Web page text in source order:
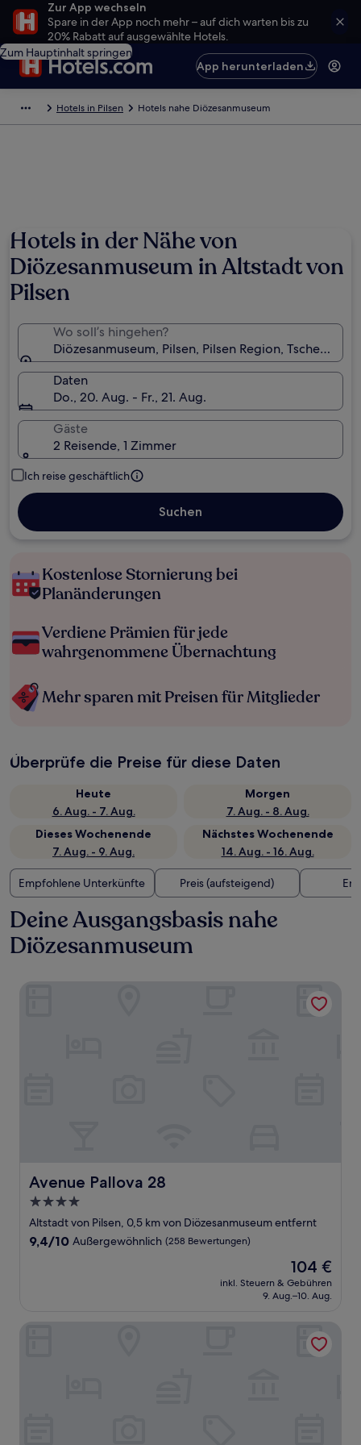
Zur App wechseln
Spare in der App noch mehr – auf dich warten bis zu
20% Rabatt auf ausgewählte Hotels.
Zum Hauptinhalt springen
App herunterladen
Hotels in Pilsen Hotels nahe Diözesanmuseum
Hotels in der Nähe von
Diözesanmuseum in Altstadt von
Pilsen
Wo soll’s hingehen?
Diözesanmuseum, Pilsen, Pilsen Region, Tschechien
Daten
Do., 20. Aug. - Fr., 21. Aug.
Gäste
2 Reisende, 1 Zimmer
Ich reise geschäftlich
Suchen
Kostenlose Stornierung bei
Planänderungen
Verdiene Prämien für jede
wahrgenommene Übernachtung
Mehr sparen mit Preisen für Mitglieder
Überprüfe die Preise für diese Daten
Heute
6. Aug. - 7. Aug.
Morgen
7. Aug. - 8. Aug.
Dieses Wochenende
7. Aug. - 9. Aug.
Nächstes Wochenende
14. Aug. - 16. Aug.
Empfohlene Unterkünfte Preis (aufsteigend)
Deine Ausgangsbasis nahe
Diözesanmuseum
Avenue Pallova 28
Avenue Pallova 28
4.0-
Sterne-
Unterkunft
Altstadt von Pilsen, 0,5 km von Diözesanmuseum entfernt
9.4
9,4/10 Außergewöhnlich (258 Bewertungen)
Der
Preis
beträgt
104 €
inkl. Steuern & Gebühren
9. Aug.–10. Aug.